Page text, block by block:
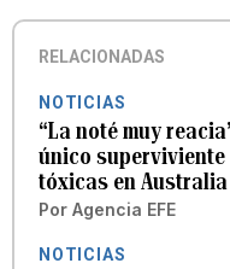
RELACIONADAS
NOTICIAS
“La noté muy
único superviviente
tóxicas en Australia
Por Agencia EFE
NOTICIAS